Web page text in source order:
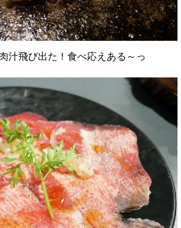
汁飛び出た！食べ応えある～っ